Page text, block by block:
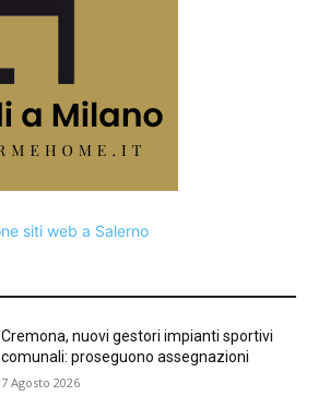
Cremona, nuovi gestori impianti sportivi
comunali: proseguono assegnazioni
7 Agosto 2026